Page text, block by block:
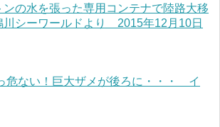
の水を張った専用コンテナで陸路大移
シーワールドより 2015年12月10日
危ない！巨大ザメが後ろに・・・ イ